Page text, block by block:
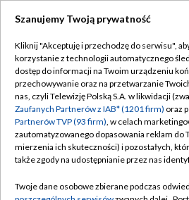
TVP
Abonament TVP
Emisja w TVP
Centrum informacji TVP
Naziemna Telewizja Cyfrowa
Rada Programowa
Regulamin
Polityka
Moje
Pomoc
Szanujemy Twoją prywatność
Kliknij "Akceptuję i przechodzę do serwisu",
korzystanie z technologii automatycznego
dostęp do informacji na Twoim urządzeniu
przechowywanie oraz na przetwarzanie
nas, czyli Telewizję Polską S.A. w likwidacji
Zaufanych Partnerów z IAB* (1201 firm) oraz
Partnerów TVP (93 firm), w celach
zautomatyzowanego dopasowania reklam do
mierzenia ich skuteczności) i pozostałych,
także zgody na udostępnianie przez nas
Twoje dane osobowe zbierane podczas